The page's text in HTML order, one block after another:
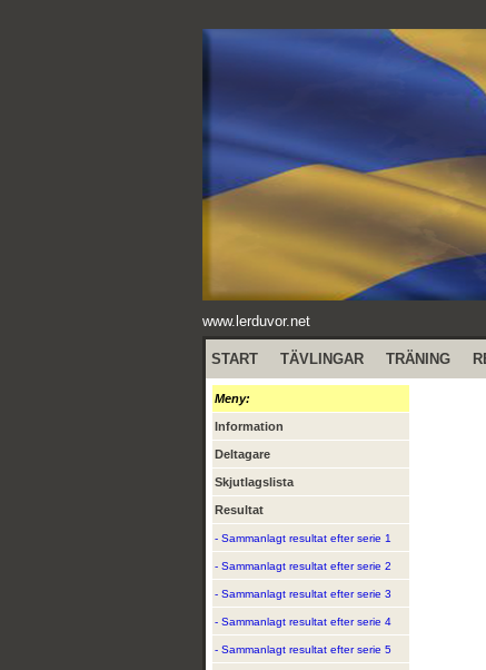
www.lerduvor.net
START TÄVLINGAR TRÄNING
Meny:
Information
Deltagare
Skjutlagslista
Resultat
- Sammanlagt resultat efter serie 1
- Sammanlagt resultat efter serie 2
- Sammanlagt resultat efter serie 3
- Sammanlagt resultat efter serie 4
- Sammanlagt resultat efter serie 5